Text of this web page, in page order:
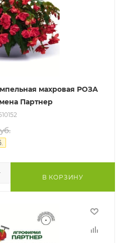
махровая РОЗА
Партнер
В КОРЗИНУ